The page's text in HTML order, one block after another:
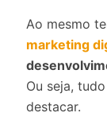
Ao mesmo
marketing
Ou seja,
destacar.